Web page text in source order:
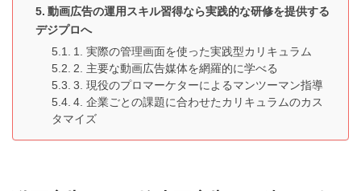
動画広告の運用スキル習得なら実践的な研修を提供する
デジプロへ
1. 実際の管理画面を使った実践型カリキュラム
2. 主要な動画広告媒体を網羅的に学べる
3. 現役のプロマーケターによるマンツーマン指導
4. 企業ごとの課題に合わせたカリキュラムのカス
タマイズ